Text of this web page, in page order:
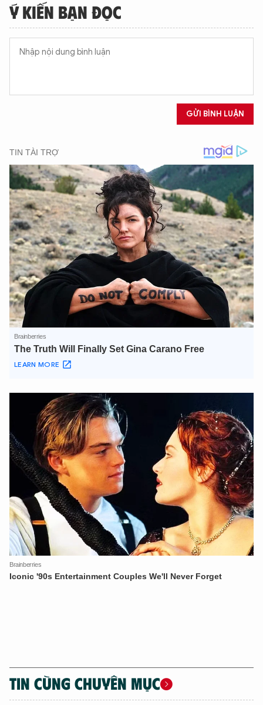
Ý KIẾN BẠN ĐỌC
GỬI BÌNH LUẬN
TIN CÙNG CHUYÊN MỤC